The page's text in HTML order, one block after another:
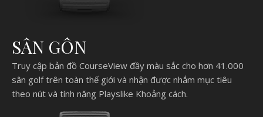
SÂN GÔN
Truy cập bản đồ CourseView đầy màu sắc cho hơn 41.000
sân golf trên toàn thế giới và nhận được nhắm mục tiêu
theo nút và tính năng Playslike Khoảng cách.